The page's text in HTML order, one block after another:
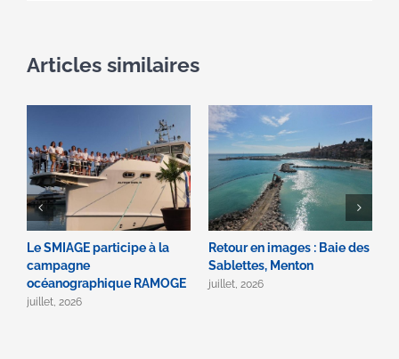
Articles similaires
Le SMIAGE participe à la
campagne
océanographique RAMOGE
juillet, 2026
Retour en images : Baie des
Sablettes, Menton
juillet, 2026